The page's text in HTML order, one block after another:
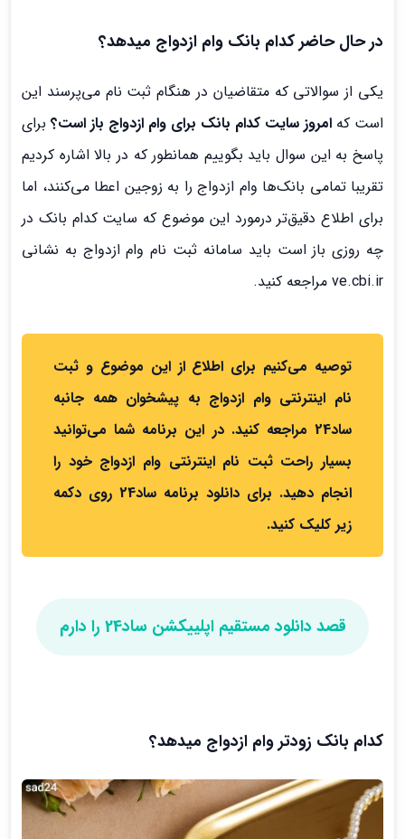
در حال حاضر کدام بانک وام ازدواج میدهد؟
یکی از سوالاتی که متقاضیان در هنگام ثبت نام می‌پرسند این
است که امروز سایت کدام بانک برای وام ازدواج باز است؟ برای
پاسخ به این سوال باید بگوییم همانطور که در بالا اشاره کردیم
تقریبا تمامی بانک‌ها وام ازدواج را به زوجین اعطا می‌کنند، اما
برای اطلاع دقیق‌تر درمورد این موضوع که سایت کدام بانک در
چه روزی باز است باید سامانه ثبت نام وام ازدواج به نشانی
ve.cbi.ir مراجعه کنید.
توصیه می‌کنیم برای اطلاع از این موضوع و ثبت
نام اینترنتی وام ازدواج به پیشخوان همه جانبه
ساد24 مراجعه کنید. در این برنامه شما می‌توانید
بسیار راحت ثبت نام اینترنتی وام ازدواج خود را
انجام دهید. برای دانلود برنامه ساد24 روی دکمه
زیر کلیک کنید.
قصد دانلود مستقیم اپلییکشن ساد24 را دارم
کدام بانک زودتر وام ازدواج میدهد؟